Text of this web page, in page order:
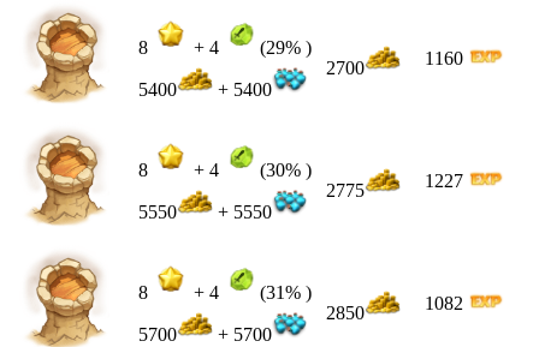
8 + 4 (29% )
5400 + 5400
2700 1160
8 + 4 (30% )
5550 + 5550
2775 1227
8 + 4 (31% )
5700 + 5700
2850 1082